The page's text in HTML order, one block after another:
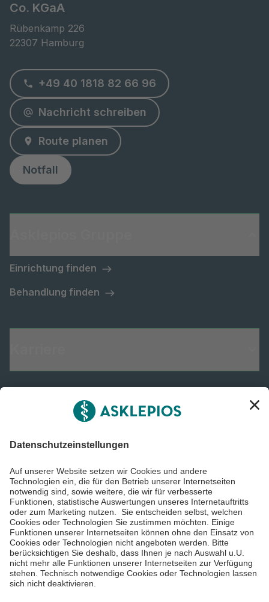
Co. KGaA
Rübenkamp 226
22307 Hamburg
+49 40 1818 82 66 96
Nachricht schreiben
Route planen
Notfall
Einrichtung finden
Behandlung finden
Informiert bleiben
Impressum
Datenschutzinformationen
Barrierefreiheit